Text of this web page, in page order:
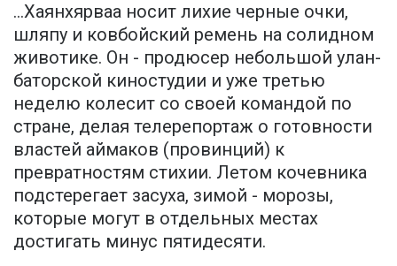
...Хаянхярваа носит лихие черные очки,
шляпу и ковбойский ремень на солидном
животике. Он - продюсер небольшой улан-
баторской киностудии и уже третью
неделю колесит со своей командой по
стране, делая телерепортаж о готовности
властей аймаков (провинций) к
превратностям стихии. Летом кочевника
подстерегает засуха, зимой - морозы,
которые могут в отдельных местах
достигать минус пятидесяти.